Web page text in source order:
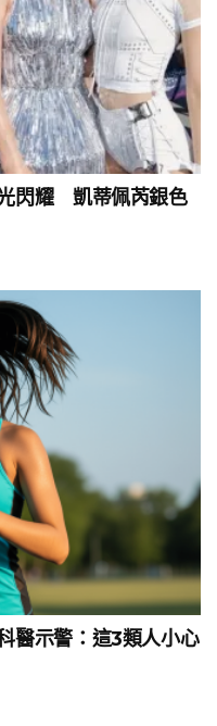
閃耀 凱蒂佩芮銀色
醫示警：這3類人小心